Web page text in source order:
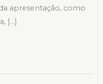
apresentação, como
[…]